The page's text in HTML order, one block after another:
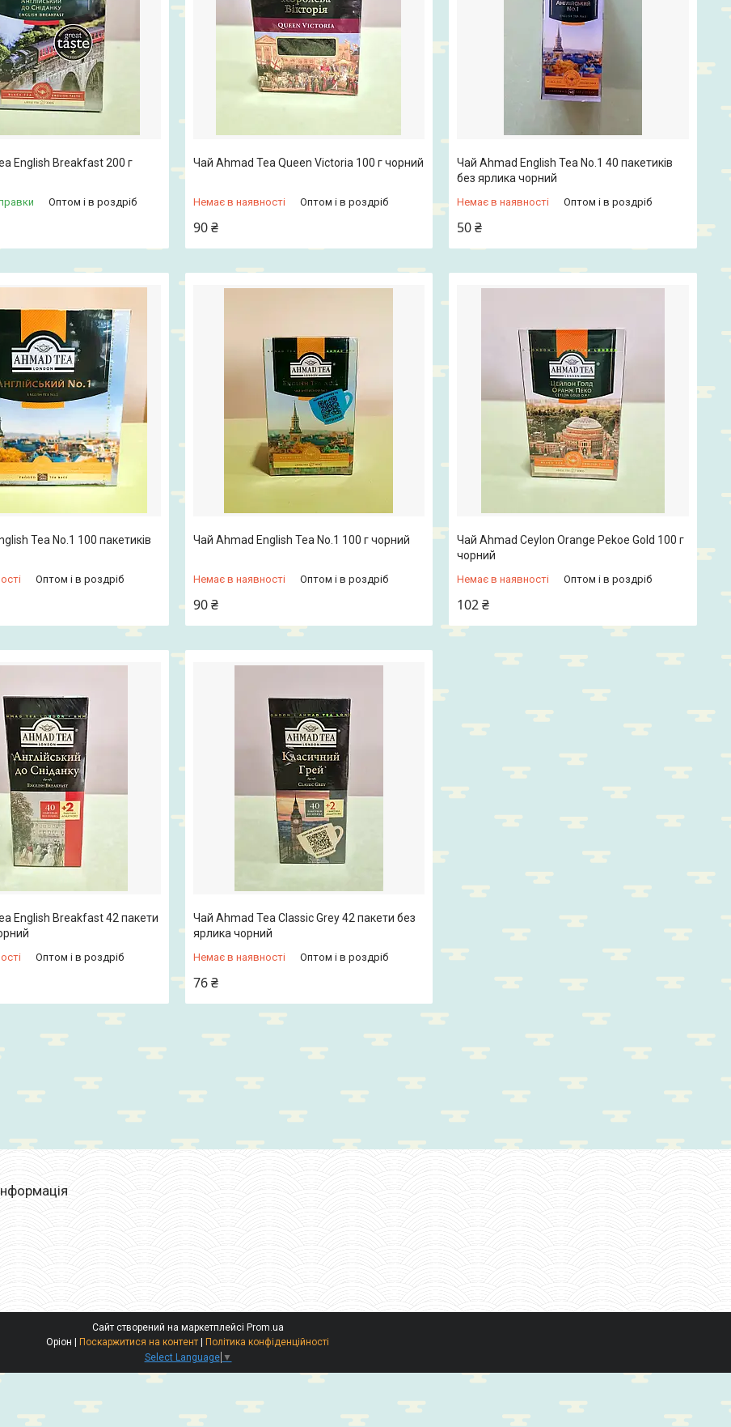
English Breakfast 200 г
Оптом і в роздріб
Чай Ahmad Tea Queen Victoria 100 г чорний
Немає в наявності Оптом і в роздріб
90 ₴
Чай Ahmad English Tea No.1 40 пакетиків
без ярлика чорний
Немає в наявності Оптом і в роздріб
50 ₴
Tea No.1 100 пакетиків
Оптом і в роздріб
Чай Ahmad English Tea No.1 100 г чорний
Немає в наявності Оптом і в роздріб
90 ₴
Чай Ahmad Ceylon Orange Pekoe Gold 100 г
чорний
Немає в наявності Оптом і в роздріб
102 ₴
English Breakfast 42 пакети
Оптом і в роздріб
Чай Ahmad Tea Classic Grey 42 пакети без
ярлика чорний
Немає в наявності Оптом і в роздріб
76 ₴
Сайт створений на маркетплейсі Prom.ua
Поскаржитися на контент
Політика конфіденційності
Select Language ▼